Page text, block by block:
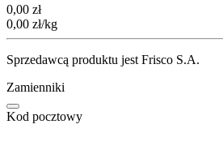
Cena
0,00 zł
0,00 zł/kg
Sprzedawcą produktu jest Frisco S.A.
Zamienniki
Kod pocztowy